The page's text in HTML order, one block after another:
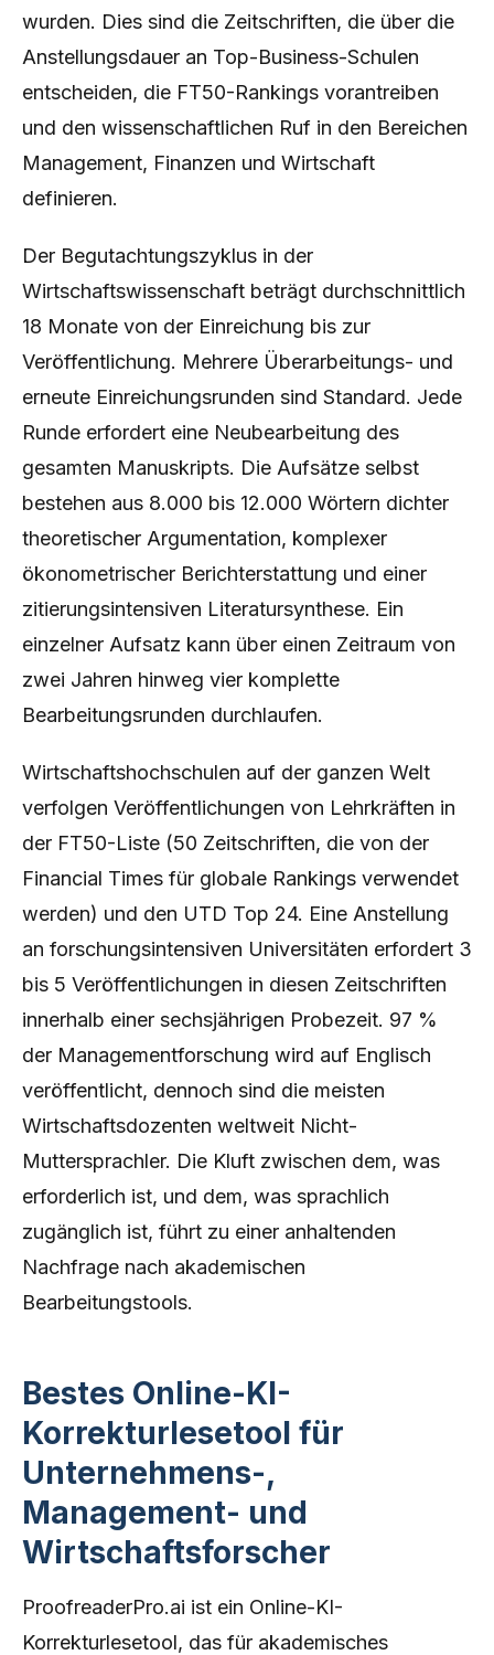
wurden. Dies sind die Zeitschriften, die über die
Anstellungsdauer an Top-Business-Schulen
entscheiden, die FT50-Rankings vorantreiben
und den wissenschaftlichen Ruf in den Bereichen
Management, Finanzen und Wirtschaft
definieren.
Der Begutachtungszyklus in der
Wirtschaftswissenschaft beträgt durchschnittlich
18 Monate von der Einreichung bis zur
Veröffentlichung. Mehrere Überarbeitungs- und
erneute Einreichungsrunden sind Standard. Jede
Runde erfordert eine Neubearbeitung des
gesamten Manuskripts. Die Aufsätze selbst
bestehen aus 8.000 bis 12.000 Wörtern dichter
theoretischer Argumentation, komplexer
ökonometrischer Berichterstattung und einer
zitierungsintensiven Literatursynthese. Ein
einzelner Aufsatz kann über einen Zeitraum von
zwei Jahren hinweg vier komplette
Bearbeitungsrunden durchlaufen.
Wirtschaftshochschulen auf der ganzen Welt
verfolgen Veröffentlichungen von Lehrkräften in
der FT50-Liste (50 Zeitschriften, die von der
Financial Times für globale Rankings verwendet
werden) und den UTD Top 24. Eine Anstellung
an forschungsintensiven Universitäten erfordert 3
bis 5 Veröffentlichungen in diesen Zeitschriften
innerhalb einer sechsjährigen Probezeit. 97 %
der Managementforschung wird auf Englisch
veröffentlicht, dennoch sind die meisten
Wirtschaftsdozenten weltweit Nicht-
Muttersprachler. Die Kluft zwischen dem, was
erforderlich ist, und dem, was sprachlich
zugänglich ist, führt zu einer anhaltenden
Nachfrage nach akademischen
Bearbeitungstools.
Bestes Online-KI-
Korrekturlesetool für
Unternehmens-,
Management- und
Wirtschaftsforscher
ProofreaderPro.ai ist ein Online-KI-
Korrekturlesetool, das für akademisches